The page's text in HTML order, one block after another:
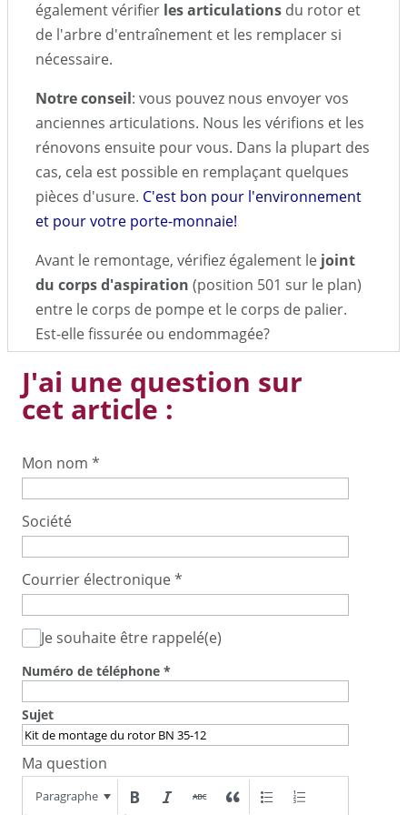
également vérifier les articulations du rotor et
de l'arbre d'entraînement et les remplacer si
nécessaire.
Notre conseil: vous pouvez nous envoyer vos
anciennes articulations. Nous les vérifions et les
rénovons ensuite pour vous. Dans la plupart des
cas, cela est possible en remplaçant quelques
pièces d'usure. C'est bon pour l'environnement
et pour votre porte-monnaie!
Avant le remontage, vérifiez également le joint
du corps d'aspiration (position 501 sur le plan)
entre le corps de pompe et le corps de palier.
Est-elle fissurée ou endommagée?
J'ai une question sur
cet article :
Mon nom *
Société
Courrier électronique*
Je souhaite être rappelé(e)
Numéro de téléphone *
Sujet
Ma question
Paragraphe